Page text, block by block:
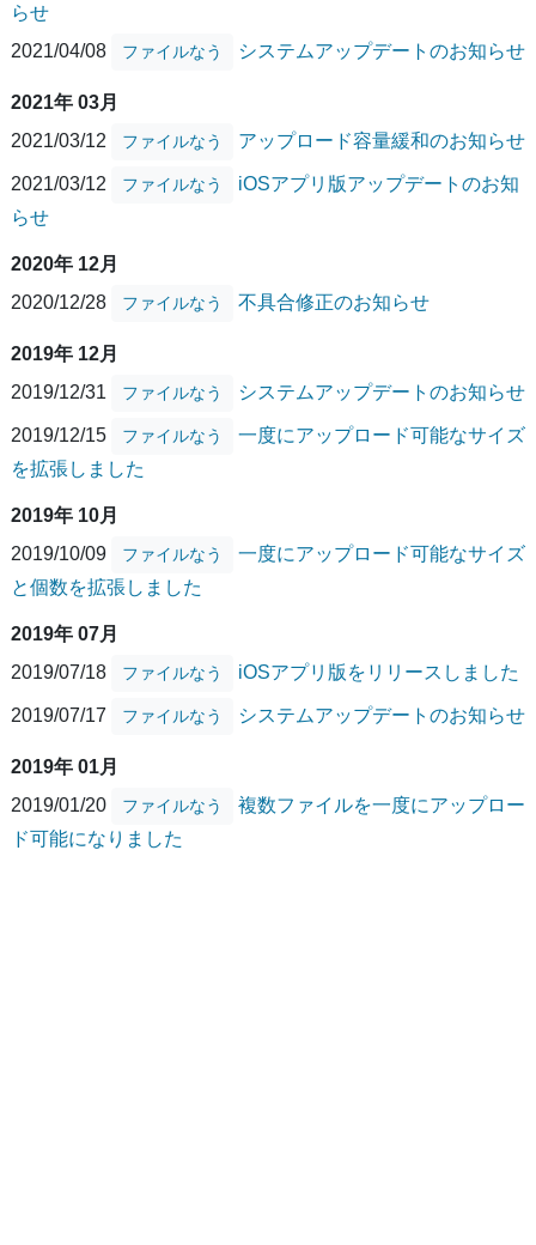
らせ
2021/04/08
ファイルなう システムアップデートのお知らせ
2021年 03月
2021/03/12
ファイルなう アップロード容量緩和のお知らせ
2021/03/12 ファイルなう
iOSアプリ版アップデートのお知
らせ
2020年 12月
2020/12/28
ファイルなう 不具合修正のお知らせ
2019年 12月
2019/12/31
ファイルなう システムアップデートのお知らせ
2019/12/15 ファイルなう
一度にアップロード可能なサイズ
を拡張しました
2019年 10月
2019/10/09
ファイルなう
一度にアップロード可能なサイズ
と個数を拡張しました
2019年 07月
2019/07/18
ファイルなう iOSアプリ版をリリースしました
2019/07/17 ファイルなう システムアップデートのお知らせ
2019年 01月
2019/01/20
ファイルなう
複数ファイルを一度にアップロー
ド可能になりました